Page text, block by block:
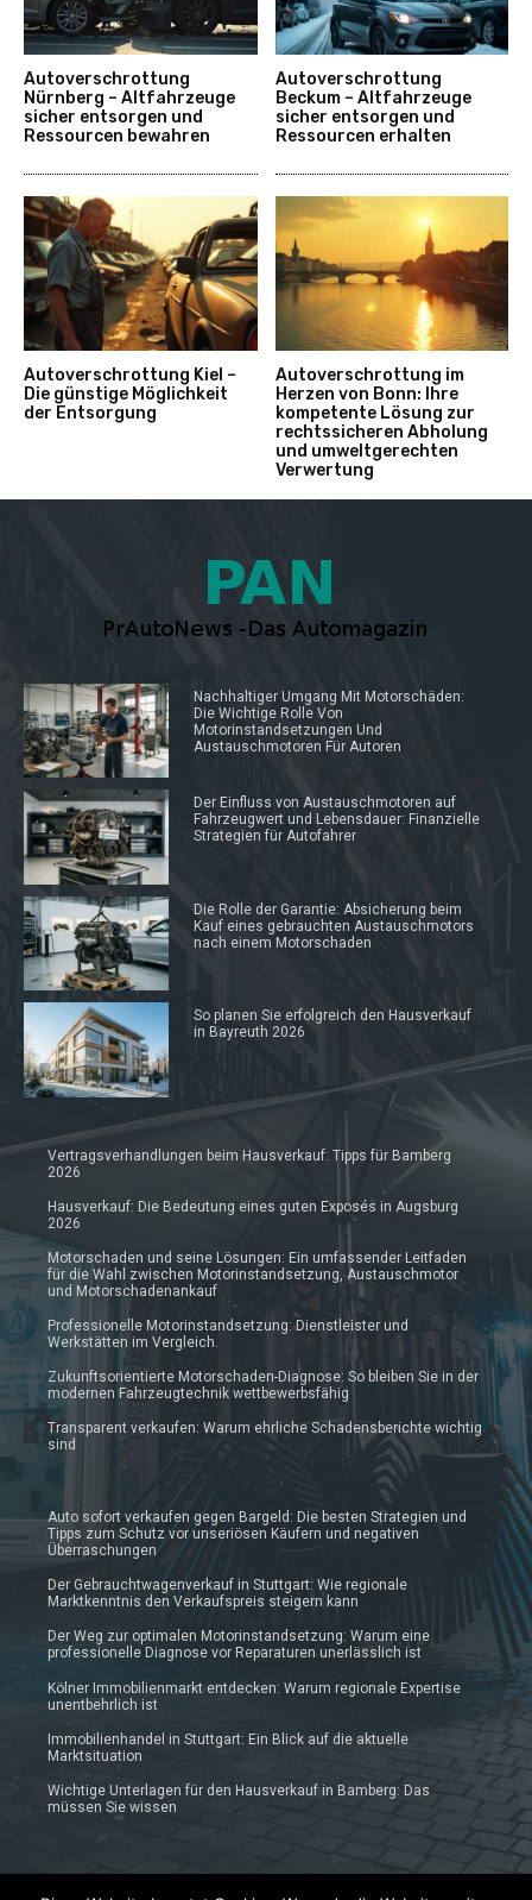
Autoverschrottung
Nürnberg – Altfahrzeuge
sicher entsorgen und
Ressourcen bewahren
Autoverschrottung
Beckum – Altfahrzeuge
sicher entsorgen und
Ressourcen erhalten
Autoverschrottung Kiel –
Die günstige Möglichkeit
der Entsorgung
Autoverschrottung im
Herzen von Bonn: Ihre
kompetente Lösung zur
rechtssicheren Abholung
und umweltgerechten
Verwertung
Nachhaltiger Umgang Mit Motorschäden:
Die Wichtige Rolle Von
Motorinstandsetzungen Und
Austauschmotoren Für Autoren
Der Einfluss von Austauschmotoren auf
Fahrzeugwert und Lebensdauer: Finanzielle
Strategien für Autofahrer
Die Rolle der Garantie: Absicherung beim
Kauf eines gebrauchten Austauschmotors
nach einem Motorschaden
So planen Sie erfolgreich den Hausverkauf
in Bayreuth 2026
Vertragsverhandlungen beim Hausverkauf: Tipps für Bamberg
2026
Hausverkauf: Die Bedeutung eines guten Exposés in Augsburg
2026
Motorschaden und seine Lösungen: Ein umfassender Leitfaden
für die Wahl zwischen Motorinstandsetzung, Austauschmotor
und Motorschadenankauf
Professionelle Motorinstandsetzung: Dienstleister und
Werkstätten im Vergleich.
Zukunftsorientierte Motorschaden-Diagnose: So bleiben Sie in der
modernen Fahrzeugtechnik wettbewerbsfähig
Transparent verkaufen: Warum ehrliche Schadensberichte wichtig
sind
Auto sofort verkaufen gegen Bargeld: Die besten Strategien und
Tipps zum Schutz vor unseriösen Käufern und negativen
Überraschungen
Der Gebrauchtwagenverkauf in Stuttgart: Wie regionale
Marktkenntnis den Verkaufspreis steigern kann
Der Weg zur optimalen Motorinstandsetzung: Warum eine
professionelle Diagnose vor Reparaturen unerlässlich ist
Kölner Immobilienmarkt entdecken: Warum regionale Expertise
unentbehrlich ist
Immobilienhandel in Stuttgart: Ein Blick auf die aktuelle
Marktsituation
Wichtige Unterlagen für den Hausverkauf in Bamberg: Das
müssen Sie wissen